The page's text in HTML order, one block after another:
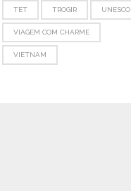
TET TROGIR UNESCO
VIAGEM COM CHARME
VIETNAM